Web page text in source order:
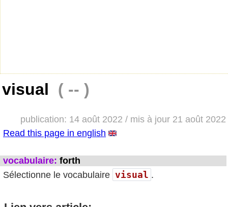
visual ( -- )
publication: 14 août 2022 / mis à jour 21 août 2022
Read this page in english
vocabulaire: forth
Sélectionne le vocabulaire visual .